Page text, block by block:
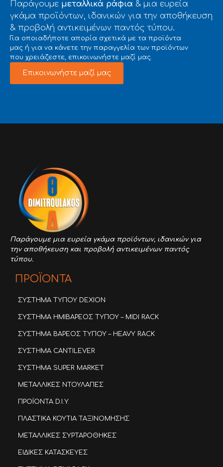
Παράγουμε μεταλλικά ράφια & μια ευρεία
γκάμα προϊόντων, ιδανικών για την αποθήκευση
& προβολή αντικειμένων παντός τύπου.
Για οποιαδήποτε απορία σχετικά με τα προϊόντα
μας ή για να κάνετε την παραγγελία των προϊόντων
που χρειάζεστε, επικοινωνήστε μαζί μας.
Επικοινωνήστε μαζί μας
Παράγουμε μια ευρεία γκάμα προϊόντων, ιδανικών για
την αποθήκευση και προβολή αντικειμένων παντός
τύπου.
ΠΡΟΪΟΝΤΑ
ΣΥΣΤΗΜΑ ΤΥΠΟΥ DEXION
ΣΥΣΤΗΜΑ ΗΜΙΒΑΡΕΟΣ ΤΥΠΟΥ – MIDI RACK
ΣΥΣΤΗΜΑ ΒΑΡΕΟΣ ΤΥΠΟΥ – HEAVY RACK
ΣΥΣΤΗΜΑ CANTILEVER
ΣΥΣΤΗΜΑ SUPER MARKET
ΜΕΤΑΛΛΙΚΕΣ ΝΤΟΥΛΑΠΕΣ
ΠΡΟΪΟΝΤΑ D.I.Y.
ΠΛΑΣΤΙΚΑ ΚΟΥΤΙΑ ΤΑΞΙΝΟΜΗΣΗΣ
ΜΕΤΑΛΛΙΚΕΣ ΣΥΡΤΑΡΟΘΗΚΕΣ
ΕΙΔΙΚΕΣ ΚΑΤΑΣΚΕΥΕΣ